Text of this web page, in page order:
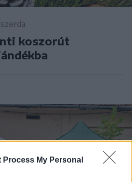
Process My Personal
koszorút